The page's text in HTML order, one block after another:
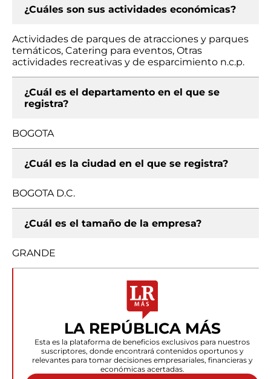
¿Cuáles son sus actividades económicas?
Actividades de parques de atracciones y parques
temáticos, Catering para eventos, Otras
actividades recreativas y de esparcimiento n.c.p.
¿Cuál es el departamento en el que se
registra?
BOGOTA
¿Cuál es la ciudad en el que se registra?
BOGOTA D.C.
¿Cuál es el tamaño de la empresa?
GRANDE
LA REPÚBLICA MÁS
Esta es la plataforma de beneficios exclusivos para nuestros
suscriptores, donde encontrará contenidos oportunos y
relevantes para tomar decisiones empresariales, financieras y
económicas acertadas.